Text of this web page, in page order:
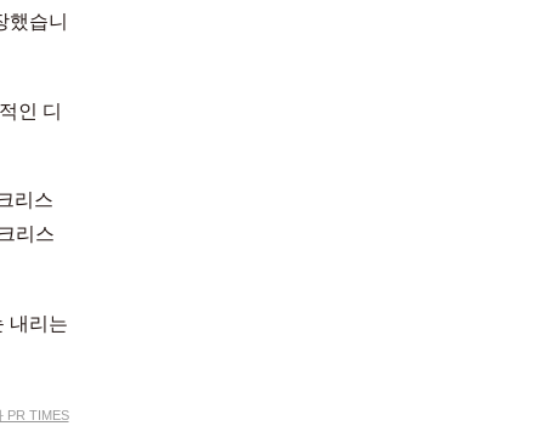
했습니
인 디
리스
리스
내리는
PR TIMES